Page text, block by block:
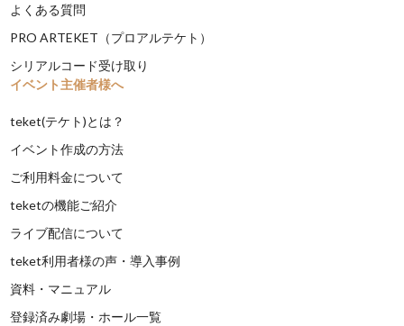
よくある質問
PRO ARTEKET（プロアルテケト）
シリアルコード受け取り
イベント主催者様へ
teket(テケト)とは？
イベント作成の方法
ご利用料金について
teketの機能ご紹介
ライブ配信について
teket利用者様の声・導入事例
資料・マニュアル
登録済み劇場・ホール一覧